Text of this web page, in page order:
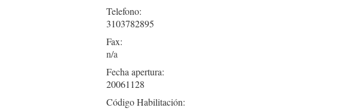
Telefono:
3103782895
Fax:
Fecha apertura:
20061128
Código Habilitación: